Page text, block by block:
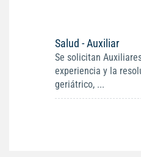
Salud - Auxiliar
Se solicitan
experiencia y la
geriátrico, ...